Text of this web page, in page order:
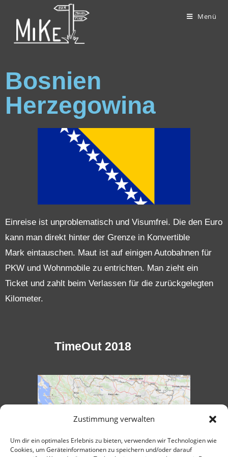
Zustimmung verwalten
Um dir ein optimales Erlebnis zu bieten, verwenden wir Technologien wie
Cookies, um Geräteinformationen zu speichern und/oder darauf
Menü
Bosnien
Herzegowina
Einreise ist unproblematisch und Visumfrei. Die den Euro
kann man direkt hinter der Grenze in Konvertible
Mark eintauschen. Maut ist auf einigen Autobahnen für
PKW und Wohnmobile zu entrichten. Man zieht ein
Ticket und zahlt beim Verlassen für die zurückgelegten
Kilometer.
TimeOut 2018